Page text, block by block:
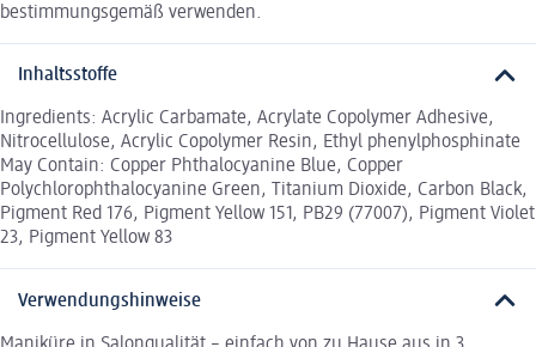
bestimmungsgemäß verwenden.
Inhaltsstoffe
Ingredients: Acrylic Carbamate, Acrylate Copolymer Adhesive,
Nitrocellulose, Acrylic Copolymer Resin, Ethyl phenylphosphinate
May Contain: Copper Phthalocyanine Blue, Copper
Polychlorophthalocyanine Green, Titanium Dioxide, Carbon Black,
Pigment Red 176, Pigment Yellow 151, PB29 (77007), Pigment Violet
23, Pigment Yellow 83
Verwendungshinweise